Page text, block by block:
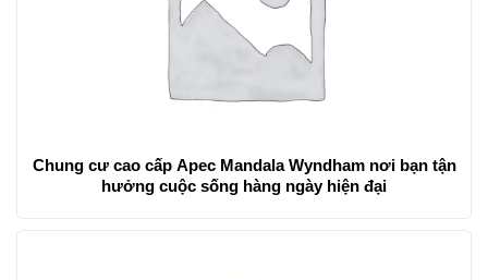
Chung cư cao cấp Apec Mandala Wyndham nơi bạn tận
hưởng cuộc sống hàng ngày hiện đại